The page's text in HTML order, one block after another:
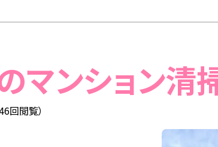
のマンション
回閲覧）